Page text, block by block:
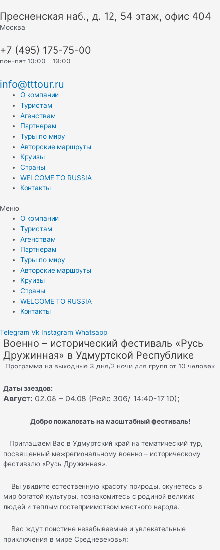
к
содержимому
Пресненская наб., д. 12, 54 этаж, офис 404
Москва
+7 (495) 175-75-00
пон-пят 10:00 - 19:00
info@tttour.ru
О компании
Туристам
Агенствам
Партнерам
Туры по миру
Авторские маршруты
Круизы
Страны
WELCOME TO RUSSIA
Контакты
Меню
О компании
Туристам
Агенствам
Партнерам
Туры по миру
Авторские маршруты
Круизы
Страны
WELCOME TO RUSSIA
Контакты
Telegram Vk Instagram Whatsapp
Военно – исторический фестиваль «Русь
Дружинная» в Удмуртской Республике
Программа на выходные 3 дня/2 ночи для групп от 10 человек
Даты заездов:
Август: 02.08 – 04.08 (Рейс 306/ 14:40-17:10);
Добро пожаловать на масштабный фестиваль!
Приглашаем Вас в Удмуртский край на тематический тур,
посвященный межрегиональному военно – историческому
фестивалю «Русь Дружинная».
Вы увидите естественную красоту природы, окунетесь в
мир богатой культуры, познакомитесь c родиной великих
людей и теплым гостеприимством местного народа.
Вас ждут поистине незабываемые и увлекательные
приключения в мире Средневековья: